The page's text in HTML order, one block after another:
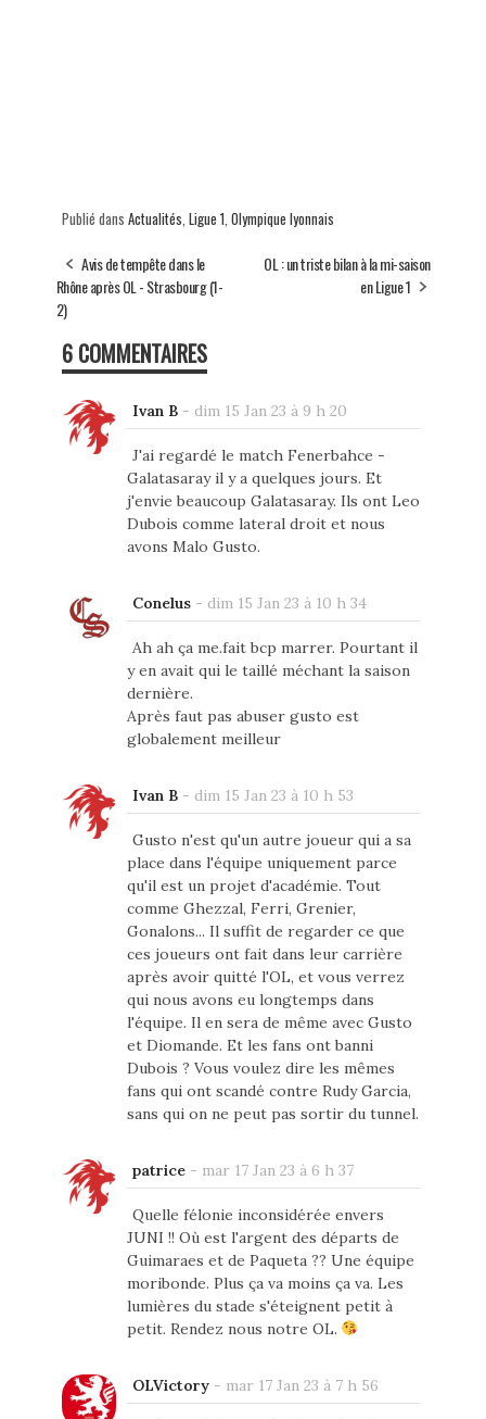
Publié dans Actualités, Ligue 1, Olympique lyonnais
Avis de tempête dans le
Rhône après OL - Strasbourg (1-
2)
OL : un triste bilan à la mi-saison
en Ligue 1
6 COMMENTAIRES
Ivan B- dim 15 Jan 23 à 9 h 20
J'ai regardé le match Fenerbahce -
Galatasaray il y a quelques jours. Et
j'envie beaucoup Galatasaray. Ils ont Leo
Dubois comme lateral droit et nous
avons Malo Gusto.
Conelus- dim 15 Jan 23 à 10 h 34
Ah ah ça me.fait bcp marrer. Pourtant il
y en avait qui le taillé méchant la saison
dernière.
Après faut pas abuser gusto est
globalement meilleur
Ivan B- dim 15 Jan 23 à 10 h 53
Gusto n'est qu'un autre joueur qui a sa
place dans l'équipe uniquement parce
qu'il est un projet d'académie. Tout
comme Ghezzal, Ferri, Grenier,
Gonalons... Il suffit de regarder ce que
ces joueurs ont fait dans leur carrière
après avoir quitté l'OL, et vous verrez
qui nous avons eu longtemps dans
l'équipe. Il en sera de même avec Gusto
et Diomande. Et les fans ont banni
Dubois ? Vous voulez dire les mêmes
fans qui ont scandé contre Rudy Garcia,
sans qui on ne peut pas sortir du tunnel.
patrice- mar 17 Jan 23 à 6 h 37
Quelle félonie inconsidérée envers
JUNI !! Où est l'argent des départs de
Guimaraes et de Paqueta ?? Une équipe
moribonde. Plus ça va moins ça va. Les
lumières du stade s'éteignent petit à
petit. Rendez nous notre OL.
OLVictory- mar 17 Jan 23 à 7 h 56